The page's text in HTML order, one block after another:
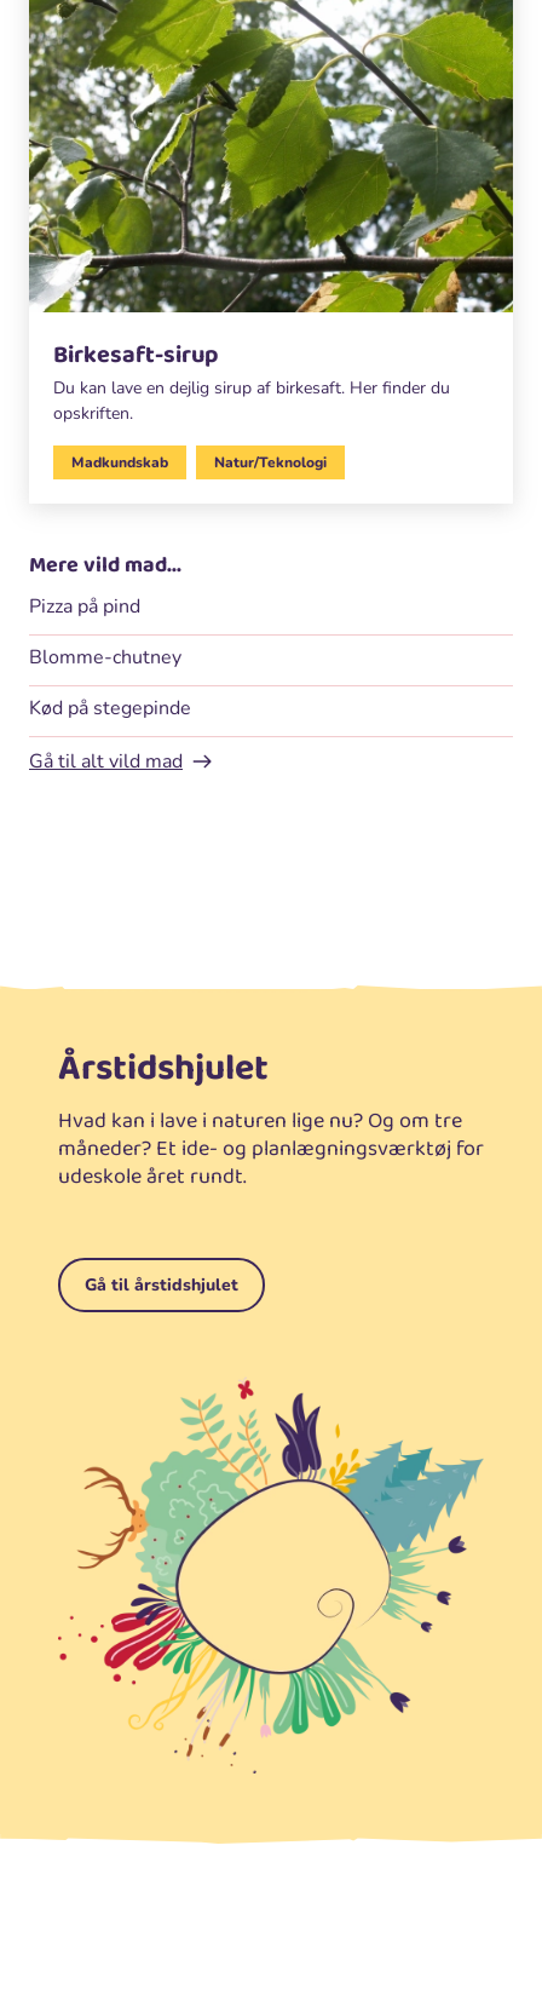
Birkesaft-sirup
Du kan lave en dejlig sirup af birkesaft. Her finder du
opskriften.
Madkundskab Natur/Teknologi
Mere vild mad...
Pizza på pind
Blomme-chutney
Kød på stegepinde
Gå til alt vild mad
Årstidshjulet
Hvad kan i lave i naturen lige nu? Og om tre
måneder? Et ide- og planlægningsværktøj for
udeskole året rundt.
Gå til årstidshjulet